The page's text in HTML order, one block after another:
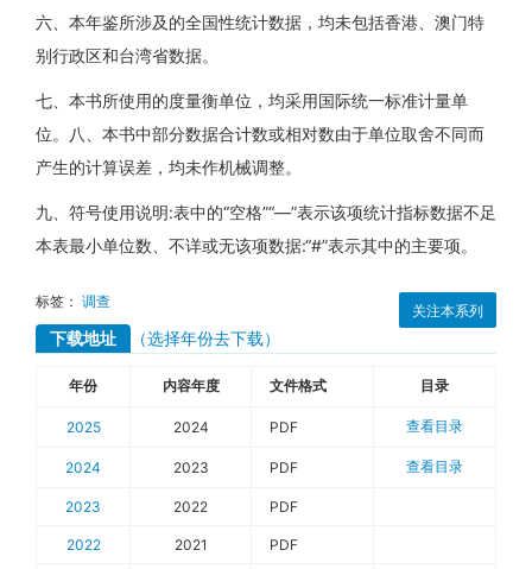
六、本年鉴所涉及的全国性统计数据，均未包括香港、澳门特
别行政区和台湾省数据。
七、本书所使用的度量衡单位，均采用国际统一标准计量单
位。八、本书中部分数据合计数或相对数由于单位取舍不同而
产生的计算误差，均未作机械调整。
九、符号使用说明:表中的“空格”“—”表示该项统计指标数据不足
本表最小单位数、不详或无该项数据:“#”表示其中的主要项。
关注本系列
标签： 调查
下载地址 （选择年份去下载）
年份 内容年度 文件格式 目录
2025 2024 PDF 查看目录
2024 2023 PDF 查看目录
2023 2022 PDF
2022 2021 PDF